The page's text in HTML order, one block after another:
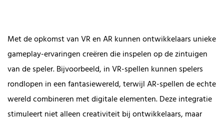
Met de opkomst van VR en AR kunnen ontwikkelaars unieke
gameplay-ervaringen creëren die inspelen op de zintuigen
van de speler. Bijvoorbeeld, in VR-spellen kunnen spelers
rondlopen in een fantasiewereld, terwijl AR-spellen de echte
wereld combineren met digitale elementen. Deze integratie
stimuleert niet alleen creativiteit bij ontwikkelaars, maar